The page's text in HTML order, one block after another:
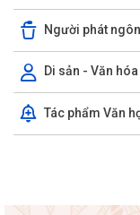
Người phát ngôn
Di sản - Văn hóa
Tác phẩm Văn
PHƯỜNG HỒNG BÀNG
CƠ SỞ
Trường Tiểu học Đinh
kỹ năng phòng chống
KẾT CÔNG TÁC HỘI 6